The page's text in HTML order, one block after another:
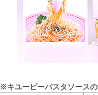
※キユーピーパスタソース